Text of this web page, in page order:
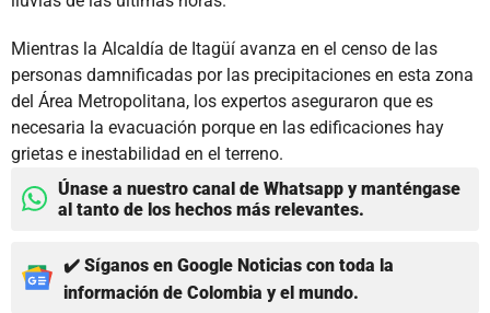
Mientras la Alcaldía de Itagüí avanza en el censo de las
personas damnificadas por las precipitaciones en esta zona
del Área Metropolitana, los expertos aseguraron que es
necesaria la evacuación porque en las edificaciones hay
grietas e inestabilidad en el terreno.
Únase a nuestro canal de Whatsapp y manténgase
al tanto de los hechos más relevantes.
✔️ Síganos en Google Noticias con toda la
información de Colombia y el mundo.